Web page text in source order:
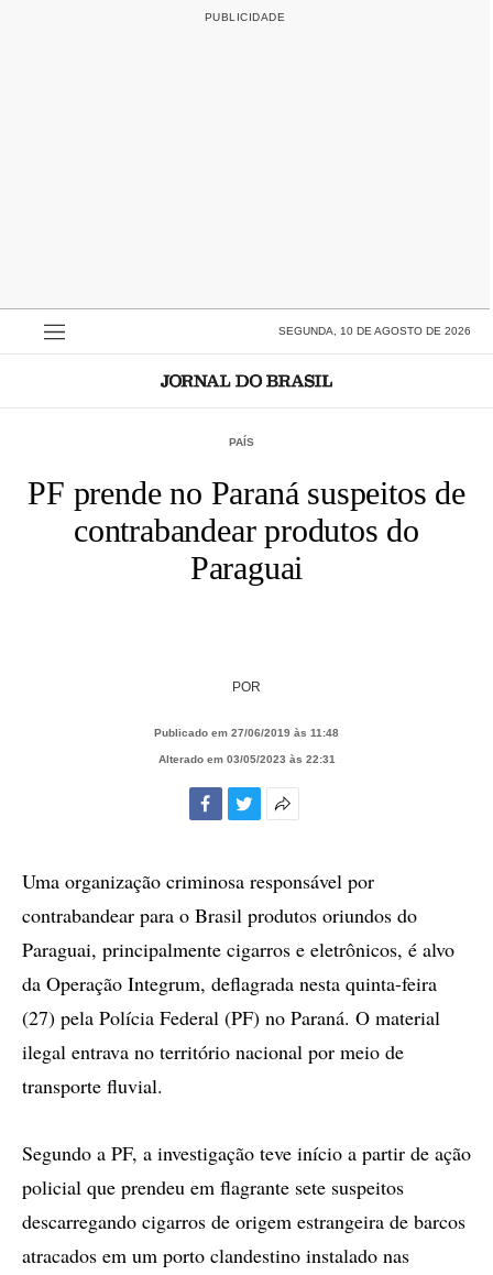
SEGUNDA, 10 DE AGOSTO DE 2026
PAÍS
PF prende no Paraná suspeitos de
contrabandear produtos do
Paraguai
POR
Publicado em 27/06/2019 às 11:48
Alterado em 03/05/2023 às 22:31
compartilhamento
Uma organização criminosa responsável por
contrabandear para o Brasil produtos oriundos do
Paraguai, principalmente cigarros e eletrônicos, é alvo
da Operação Integrum, deflagrada nesta quinta-feira
(27) pela Polícia Federal (PF) no Paraná. O material
ilegal entrava no território nacional por meio de
transporte fluvial.
Segundo a PF, a investigação teve início a partir de ação
policial que prendeu em flagrante sete suspeitos
descarregando cigarros de origem estrangeira de barcos
atracados em um porto clandestino instalado nas